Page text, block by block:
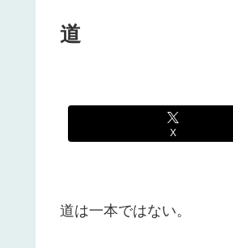
道
X
道は一本ではない。